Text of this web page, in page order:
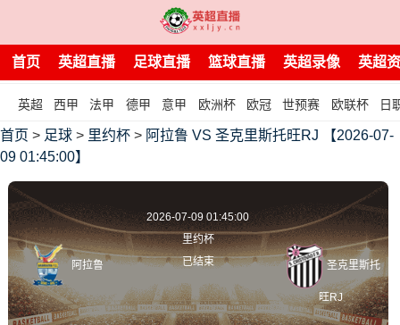
首页 英超直播 足球直播 篮球直播 英超录像 英超
英超 西甲 法甲 德甲 意甲 欧洲杯 欧冠 世预赛 欧联杯 日
首页 > 足球 > 里约杯 > 阿拉鲁 VS 圣克里斯托旺RJ 【2026-07-
09 01:45:00】
阿拉鲁
2026-07-09 01:45:00
里约杯
已结束
圣克里斯托
旺RJ